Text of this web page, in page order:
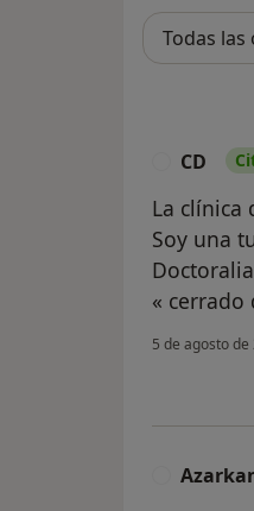
CD
La clínica
Soy una
« cerrado
5 de agosto de